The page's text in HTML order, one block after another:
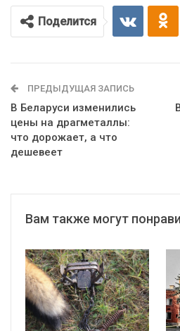
Поделится
ПРЕДЫДУЩАЯ ЗАПИСЬ
В Беларуси изменились
цены на драгметаллы:
что дорожает, а что
дешевеет
Вам также могут